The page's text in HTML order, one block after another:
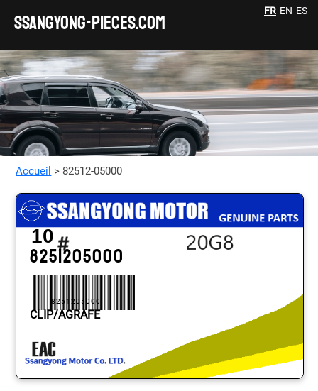
SSANGYONG-pieces.com
FR EN ES
Accueil > 82512-05000
10
8251205000
8251205000
CLIP/AGRAFE